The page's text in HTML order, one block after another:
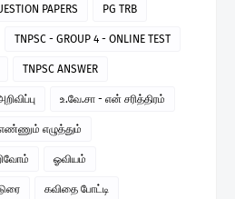
PAPERS PG TRB
TNPSC - GROUP 4 - ONLINE TEST
TNPSC ANSWER
உ.வே.சா - என் சரித்திரம்
எழுத்தும்
ஓவியம்
கவிதை போட்டி